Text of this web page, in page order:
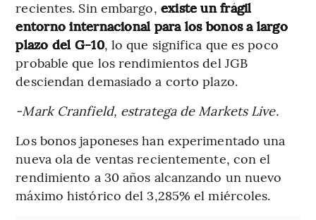
recientes. Sin embargo, existe un frágil
entorno internacional para los bonos a largo
plazo del G-10, lo que significa que es poco
probable que los rendimientos del JGB
desciendan demasiado a corto plazo.
-Mark Cranfield, estratega de Markets Live.
Los bonos japoneses han experimentado una
nueva ola de ventas recientemente, con el
rendimiento a 30 años alcanzando un nuevo
máximo histórico del 3,285% el miércoles.